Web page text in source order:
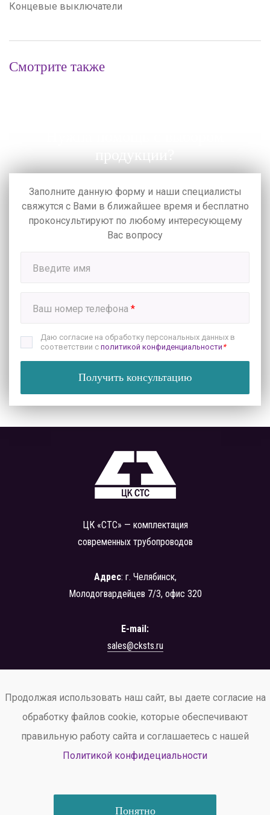
Концевые выключатели
Смотрите также
Заполните данную форму и наши специалисты
свяжутся с Вами в ближайшее время и бесплатно
проконсультируют по любому интересующему
Вас вопросу
Введите имя
Ваш номер телефона *
Получить консультацию
Даю согласие на обработку персональных данных в
соответствии с политикой конфиденциальности *
ЦК «СТС» — комплектация
современных трубопроводов
Адрес: г. Челябинск,
Молодогвардейцев 7/3, офис 320
E-mail:
sales@cksts.ru
заказать звонок
© ООО ЦК «СТС», 2026
Продолжая использовать наш сайт, вы даете согласие на
обработку файлов cookie, которые обеспечивают
правильную работу сайта и соглашаетесь с нашей
Политикой конфидециальности
Понятно